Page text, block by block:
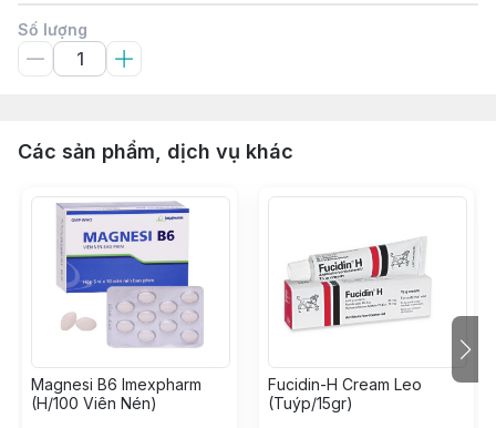
Số lượng
Các sản phẩm, dịch vụ khác
Magnesi B6 Imexpharm
(H/100 Viên Nén)
Fucidin-H Cream Leo
(Tuýp/15gr)